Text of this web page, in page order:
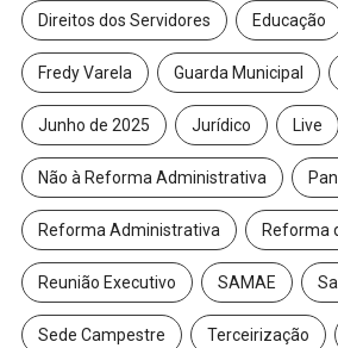
Direitos dos Servidores Educação
Fredy Varela Guarda Municipal
Junho de 2025 Jurídico Live
Não à Reforma Administrativa
Reforma Administrativa Reforma
Reunião Executivo SAMAE
Sede Campestre Terceirização